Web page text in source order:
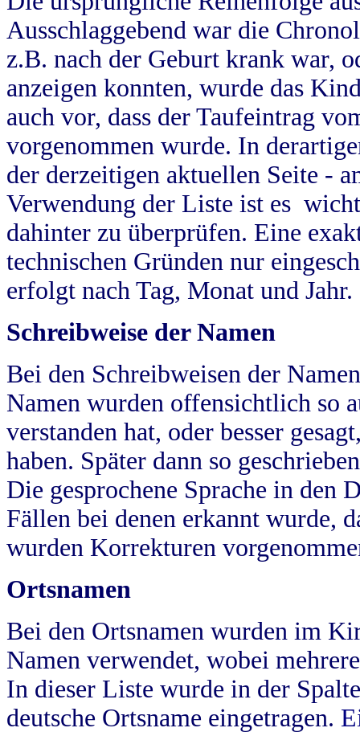
Ausschlaggebend war die
z.B. nach der Geburt krank war,
anzeigen konnten, wurde das
auch vor, dass der Taufeintrag
vorgenommen wurde. In
der derzeitigen aktuellen Seite -
Verwendung der Liste ist es
dahinter zu überprüfen. Eine
technischen Gründen nur
erfolgt nach Tag, Monat und Jahr.
Schreibweise der Namen
Bei den Schreibweisen der
Namen wurden offensichtlich so
verstanden hat, oder besser
haben. Später dann so
Die gesprochene Sprache in
Fällen bei denen erkannt wurde,
wurden Korrekturen
Ortsnamen
Bei den Ortsnamen wurden im
Namen verwendet, wobei
In dieser Liste wurde in der
deutsche Ortsname eingetragen.